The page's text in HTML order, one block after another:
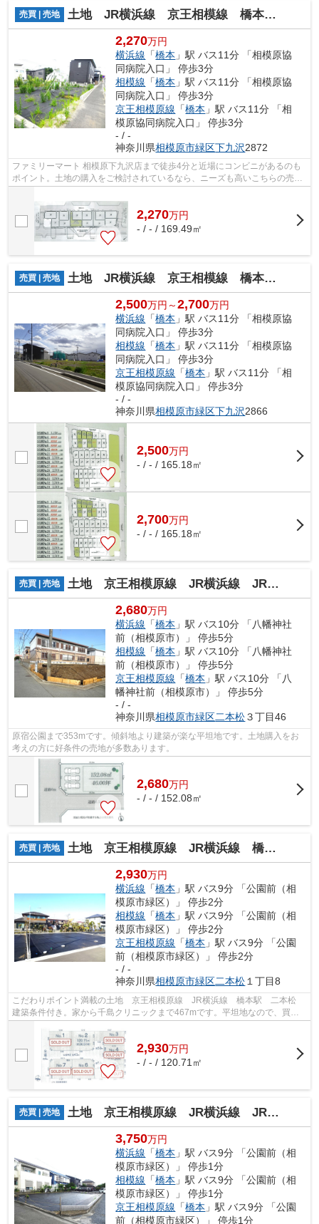
売買 | 売地 土地 JR横浜線 京王相模線 橋本駅 下九沢 建築条件無し
2,270万円
横浜線 「橋本 」駅 バス11分 「相模原協
同病院入口」 停歩3分
相模線 「橋本 」駅 バス11分 「相模原協
同病院入口」 停歩3分
京王相模原線 「橋本 」駅 バス11分 「相
模原協同病院入口」 停歩3分
- / -
神奈川県相模原市緑区下九沢2872
ファミリーマート 相模原下九沢店まで徒歩4分と近場にコンビニがあるのも
ポイント。土地の購入をご検討されているなら、ニーズも高いこちらの売地
2,270万円
- / - / 169.49㎡
売買 | 売地 土地 JR横浜線 京王相模線 橋本駅 下九沢
2,500万円～2,700万円
横浜線 「橋本 」駅 バス11分 「相模原協
同病院入口」 停歩3分
相模線 「橋本 」駅 バス11分 「相模原協
同病院入口」 停歩3分
京王相模原線 「橋本 」駅 バス11分 「相
模原協同病院入口」 停歩3分
- / -
神奈川県相模原市緑区下九沢2866
2,500万円
- / - / 165.18㎡
2,700万円
- / - / 165.18㎡
売買 | 売地 土地 京王相模原線 JR横浜線 JR相模線 橋本駅 二本松3丁目
2,680万円
横浜線 「橋本 」駅 バス10分 「八幡神社
前（相模原市）」 停歩5分
相模線 「橋本 」駅 バス10分 「八幡神社
前（相模原市）」 停歩5分
京王相模原線 「橋本 」駅 バス10分 「八
幡神社前（相模原市）」 停歩5分
- / -
神奈川県相模原市緑区二本松３丁目46
原宿公園まで353mです。傾斜地より建築が楽な平坦地です。土地購入をお
考えの方に好条件の売地が多数あります。
2,680万円
- / - / 152.08㎡
売買 | 売地 土地 京王相模原線 JR横浜線 橋本駅 二本松 建築条件付き
2,930万円
横浜線 「橋本 」駅 バス9分 「公園前（相
模原市緑区）」 停歩2分
相模線 「橋本 」駅 バス9分 「公園前（相
模原市緑区）」 停歩2分
京王相模原線 「橋本 」駅 バス9分 「公園
前（相模原市緑区）」 停歩2分
- / -
神奈川県相模原市緑区二本松 １丁目8
こだわりポイント満載の土地 京王相模原線 JR横浜線 橋本駅 二本松
建築条件付き。家から千島クリニックまで467mです。平坦地なので、買い
物のときの道のりで負担抑えることがで...
2,930万円
- / - / 120.71㎡
売買 | 売地 土地 京王相模原線 JR横浜線 JR相模線 橋本駅 二本松
3,750万円
横浜線 「橋本 」駅 バス9分 「公園前（相
模原市緑区）」 停歩1分
相模線 「橋本 」駅 バス9分 「公園前（相
模原市緑区）」 停歩1分
京王相模原線 「橋本 」駅 バス9分 「公園
前（相模原市緑区）」 停歩1分